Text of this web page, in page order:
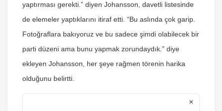
yaptırması gerekti.” diyen Johansson, davetli listesinde
de elemeler yaptıklarını itiraf etti. “Bu aslında çok garip.
Fotoğraflara bakıyoruz ve bu sadece şimdi olabilecek bir
parti düzeni ama bunu yapmak zorundaydık.” diye
ekleyen Johansson, her şeye rağmen törenin harika
olduğunu belirtti.
×